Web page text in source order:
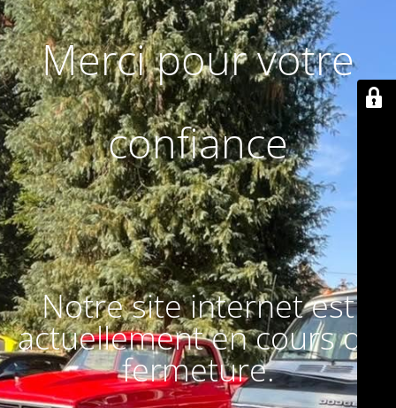
Merci pour votre
confiance
Notre site internet est
actuellement en cours de
fermeture.